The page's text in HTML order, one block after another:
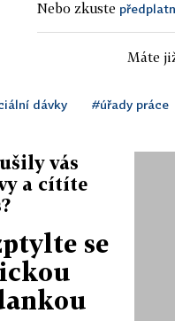
Nebo zkuste
Máte
dávky #úřady práce
vás
a cítíte
se